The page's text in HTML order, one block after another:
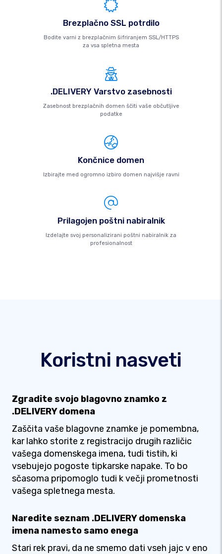
Brezplačno SSL potrdilo
Bodite varni z brezplačnim šifriranjem SSL/HTTPS
za vsa spletna mesta
.DELIVERY Varstvo zasebnosti
Zasebnost brezplačnih domen ščiti vaše občutljive
podatke
Končnice domen
Izbirajte med ogromno izbiro domen najvišje ravni
Prilagojen poštni nabiralnik
Izdelajte svoj personalizirani poštni nabiralnik za
profesionalnost
Koristni nasveti
Zgradite svojo blagovno znamko z
.DELIVERY domena
Zaščita vaše blagovne znamke je pomembna,
kar lahko storite z registracijo drugih različic
vašega domenskega imena, tudi tistih, ki
vsebujejo pogoste tipkarske napake. To bo
sčasoma pripomoglo tudi k večji prometnosti
vašega spletnega mesta.
Naredite seznam .DELIVERY domenska
imena namesto samo enega
Stari rek pravi, da ne smemo dati vseh jajc v eno